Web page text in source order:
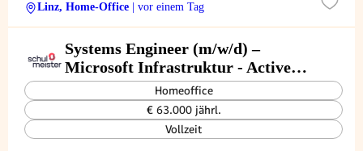
Linz, Home-Office
| vor einem Tag
Systems Engineer (m/w/d) –
Microsoft Infrastruktur - Active
Directory | Entra ID | PKI
Homeoffice
€ 63.000 jährl.
Vollzeit